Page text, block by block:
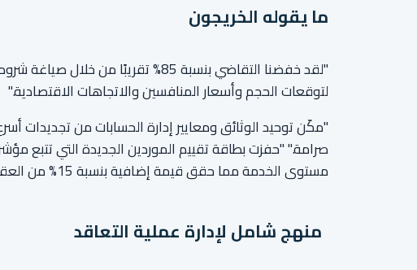
ما يقوله الخريجون
لتوقعات الحجم وأسعار المنافسين والاتجاهات الاقتصادية."
"مكّن توحيد الوثائق ومعايير إدارة الحسابات من تجديدات
صرامة." "حفزت بطاقة تقييم الموردين الجديدة التي تتبع
مستوى الخدمة مما حقق قيمة إضافية بنسبة 15% من العقود."
منهج شامل لإدارة عملية التعاقد